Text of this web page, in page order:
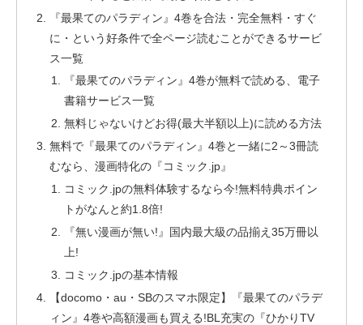
『最果てのパラディン』4巻を合法・完全無料・すぐ
に・という好条件で全ページ読むことができるサービ
ス一覧
『最果てのパラディン』4巻が無料で読める、電子
書籍サービス一覧
無料じゃないけどお得(最大半額以上)に読める方法
無料で『最果てのパラディン』4巻と一緒に2～3冊読
むなら、漫画特化の『コミック.jp』
コミック.jpの無料体験するなら今!無料特典ポイン
トがなんと約1.8倍!
『無い漫画が無い!』国内最大級の品揃え35万冊以
上!
コミック.jpの基本情報
【docomo・au・SBのスマホ限定】『最果てのパラデ
ィン』4巻や高額漫画も買える!BL充実の『ひかりTV